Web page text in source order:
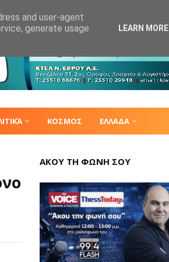
ΚΟΣΜΟΣ ΕΛΛΑΔΑ
ΑΚΟΥ ΤΗ ΦΩΝΗ ΣΟΥ
and user-agent
generate usage
LEARN MORE